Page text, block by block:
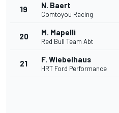
19 N. Baert
Comtoyou Racing
20 M. Mapelli
Red Bull Team Abt
21 F. Wiebelhaus
HRT Ford Performance